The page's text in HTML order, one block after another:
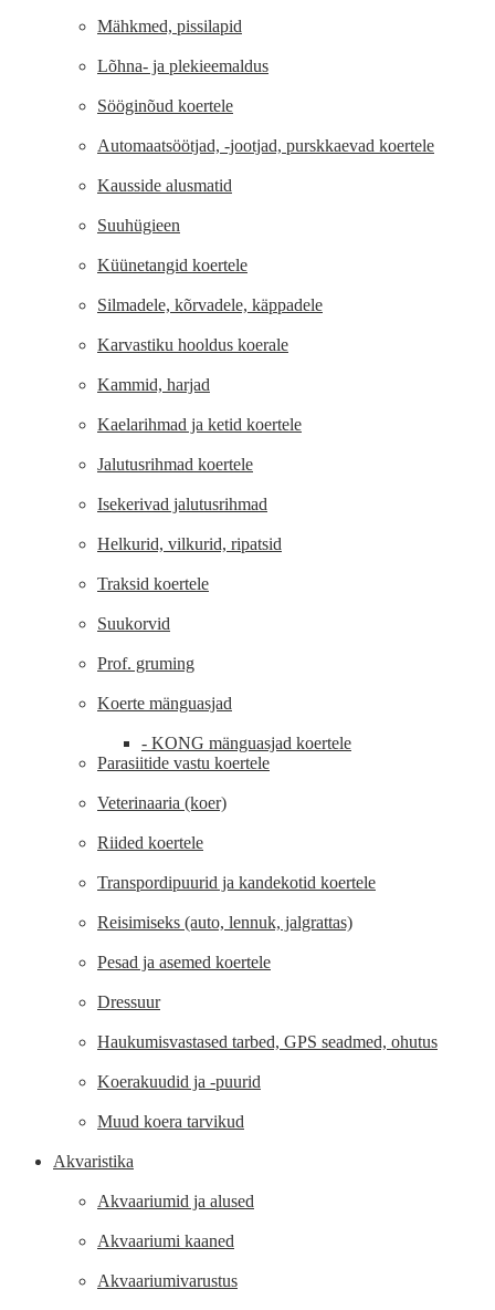
Mähkmed, pissilapid
Lõhna- ja plekieemaldus
Sööginõud koertele
Automaatsöötjad, -jootjad, purskkaevad koertele
Kausside alusmatid
Suuhügieen
Küünetangid koertele
Silmadele, kõrvadele, käppadele
Karvastiku hooldus koerale
Kammid, harjad
Kaelarihmad ja ketid koertele
Jalutusrihmad koertele
Isekerivad jalutusrihmad
Helkurid, vilkurid, ripatsid
Traksid koertele
Suukorvid
Prof. gruming
Koerte mänguasjad
- KONG mänguasjad koertele
Parasiitide vastu koertele
Veterinaaria (koer)
Riided koertele
Transpordipuurid ja kandekotid koertele
Reisimiseks (auto, lennuk, jalgrattas)
Pesad ja asemed koertele
Dressuur
Haukumisvastased tarbed, GPS seadmed, ohutus
Koerakuudid ja -puurid
Muud koera tarvikud
Akvaristika
Akvaariumid ja alused
Akvaariumi kaaned
Akvaariumivarustus